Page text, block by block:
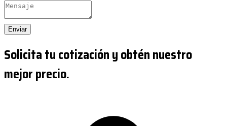
Enviar
Solicita tu cotización y obtén nuestro
mejor precio.